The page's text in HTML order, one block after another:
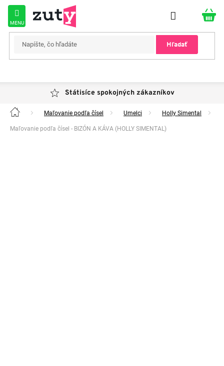
Prejsť
obsah
Hľadať
Státisíce spokojných zákazníkov
Domov Maľovanie podľa čísel Umelci Holly Simental
Maľovanie podľa čísel - BIZÓN A KÁVA (HOLLY SIMENTAL)